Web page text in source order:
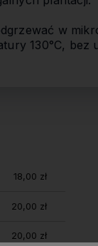
w
130°C, bez
18,00 zł
20,00 zł
20,00 zł